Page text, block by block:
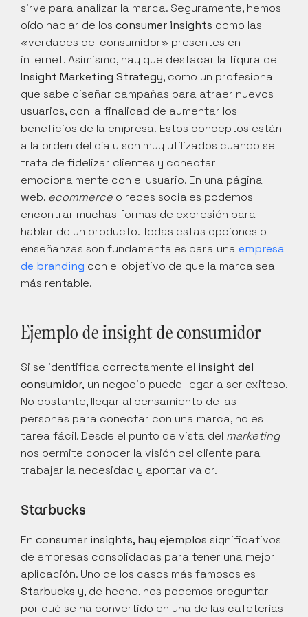
sirve para analizar la marca. Seguramente, hemos
oído hablar de los consumer insights como las
«verdades del consumidor» presentes en
internet. Asimismo, hay que destacar la figura del
Insight Marketing Strategy, como un profesional
que sabe diseñar campañas para atraer nuevos
usuarios, con la finalidad de aumentar los
beneficios de la empresa. Estos conceptos están
a la orden del día y son muy utilizados cuando se
trata de fidelizar clientes y conectar
emocionalmente con el usuario. En una página
web, ecommerce o redes sociales podemos
encontrar muchas formas de expresión para
hablar de un producto. Todas estas opciones o
enseñanzas son fundamentales para una empresa
de branding con el objetivo de que la marca sea
más rentable.
Ejemplo de insight de consumidor
Si se identifica correctamente el insight del
consumidor, un negocio puede llegar a ser exitoso.
No obstante, llegar al pensamiento de las
personas para conectar con una marca, no es
tarea fácil. Desde el punto de vista del marketing
nos permite conocer la visión del cliente para
trabajar la necesidad y aportar valor.
Starbucks
En consumer insights, hay ejemplos significativos
de empresas consolidadas para tener una mejor
Starbucks y, de hecho, nos podemos preguntar
por qué se ha convertido en una de las cafeterías